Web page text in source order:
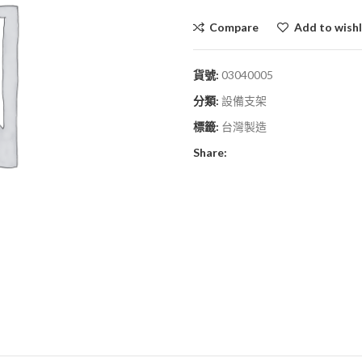
Compare Add to
貨號: 03040005
分類: 設備支架
標籤: 台灣製造
Share: